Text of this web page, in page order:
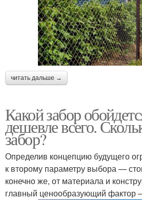
читать дальше →
Какой забор
дешевле всего.
забор?
Определив концепцию будущего
к второму параметру выбора —
конечно же, от материала и
главный ценообразующий фактор